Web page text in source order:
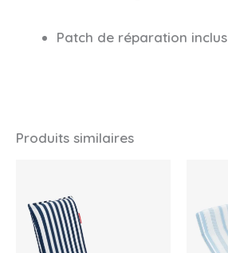
Patch de réparation inclus
Produits similaires